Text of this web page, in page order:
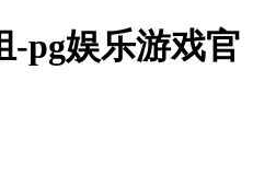
-pg娱乐游戏官